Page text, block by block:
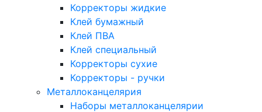
Корректоры жидкие
Клей бумажный
Клей ПВА
Клей специальный
Корректоры сухие
Корректоры - ручки
Металлоканцелярия
Наборы металлоканцелярии